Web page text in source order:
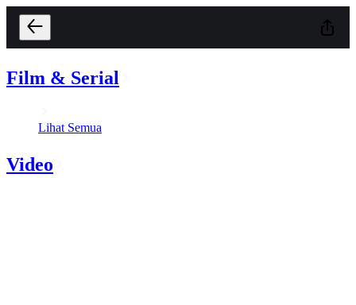
Film & Serial
Lihat Semua
Video